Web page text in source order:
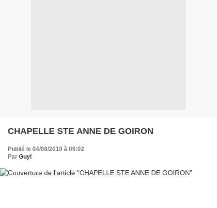
CHAPELLE STE ANNE DE GOIRON
Publié le 04/08/2010 à 09:02
Par Guyl